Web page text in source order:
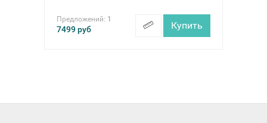
Предложений: 1
7499руб Купить